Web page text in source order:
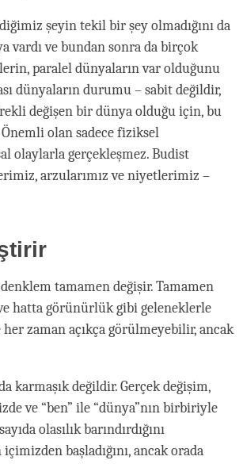
şeyin tekil bir şey olmadığını da
vardı ve bundan sonra da birçok
paralel dünyaların var olduğunu
dünyaların durumu – sabit değildir,
değişen bir dünya olduğu için, bu
olan sadece fiziksel
olaylarla gerçekleşmez. Budist
arzularımız ve niyetlerimiz –
tamamen değişir. Tamamen
hatta görünürlük gibi geleneklerle
her zaman açıkça görülmeyebilir, ancak
karmaşık değildir. Gerçek değişim,
ve “ben” ile “dünya”nın birbiriyle
olasılık barındırdığını
başladığını, ancak orada